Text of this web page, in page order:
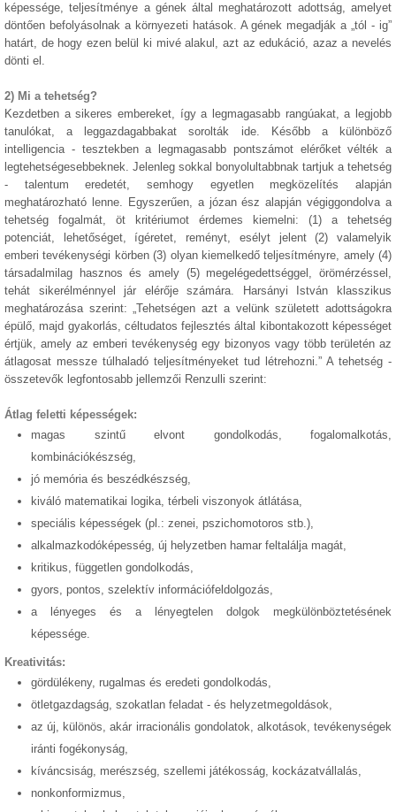
képessége, teljesítménye a gének által meghatározott adottság, amelyet
döntően befolyásolnak a környezeti hatások. A gének megadják a „tól - ig”
határt, de hogy ezen belül ki mivé alakul, azt az edukáció, azaz a nevelés
dönti el.
2) Mi a tehetség?
Kezdetben a sikeres embereket, így a legmagasabb rangúakat, a legjobb
tanulókat, a leggazdagabbakat sorolták ide. Később a különböző
intelligencia - tesztekben a legmagasabb pontszámot elérőket vélték a
legtehetségesebbeknek. Jelenleg sokkal bonyolultabbnak tartjuk a tehetség
- talentum eredetét, semhogy egyetlen megközelítés alapján
meghatározható lenne. Egyszerűen, a józan ész alapján végiggondolva a
tehetség fogalmát, öt kritériumot érdemes kiemelni: (1) a tehetség
potenciát, lehetőséget, ígéretet, reményt, esélyt jelent (2) valamelyik
emberi tevékenységi körben (3) olyan kiemelkedő teljesítményre, amely (4)
társadalmilag hasznos és amely (5) megelégedettséggel, örömérzéssel,
tehát sikerélménnyel jár elérője számára. Harsányi István klasszikus
meghatározása szerint: „Tehetségen azt a velünk született adottságokra
épülő, majd gyakorlás, céltudatos fejlesztés által kibontakozott képességet
értjük, amely az emberi tevékenység egy bizonyos vagy több területén az
átlagosat messze túlhaladó teljesítményeket tud létrehozni.” A tehetség -
összetevők legfontosabb jellemzői Renzulli szerint:
Átlag feletti képességek:
magas szintű elvont gondolkodás, fogalomalkotás,
kombinációkészség,
jó memória és beszédkészség,
kiváló matematikai logika, térbeli viszonyok átlátása,
speciális képességek (pl.: zenei, pszichomotoros stb.),
alkalmazkodóképesség, új helyzetben hamar feltalálja magát,
kritikus, független gondolkodás,
gyors, pontos, szelektív információfeldolgozás,
a lényeges és a lényegtelen dolgok megkülönböztetésének
képessége.
Kreativitás:
gördülékeny, rugalmas és eredeti gondolkodás,
ötletgazdagság, szokatlan feladat - és helyzetmegoldások,
az új, különös, akár irracionális gondolatok, alkotások, tevékenységek
iránti fogékonyság,
kíváncsiság, merészség, szellemi játékosság, kockázatvállalás,
nonkonformizmus,